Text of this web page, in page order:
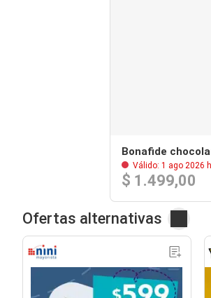
Bonafide
Válido: 1 ago 2026
$ 1.499,00
Ofertas alternativas